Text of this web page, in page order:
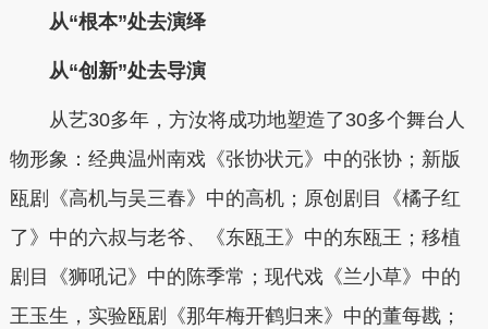
从“根本”处去演绎
从“创新”处去导演
从艺30多年，方汝将成功地塑造了30多个舞台人
物形象：经典温州南戏《张协状元》中的张协；新版
瓯剧《高机与吴三春》中的高机；原创剧目《橘子红
了》中的六叔与老爷、《东瓯王》中的东瓯王；移植
剧目《狮吼记》中的陈季常；现代戏《兰小草》中的
王玉生，实验瓯剧《那年梅开鹤归来》中的董每戡；